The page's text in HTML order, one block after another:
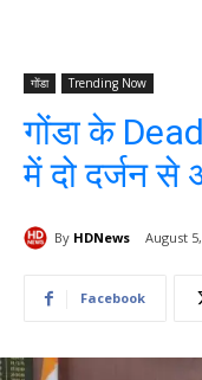
गोंडा Trending Now
गोंडा के
में दो दर्जन से
By HDNews August
Facebook